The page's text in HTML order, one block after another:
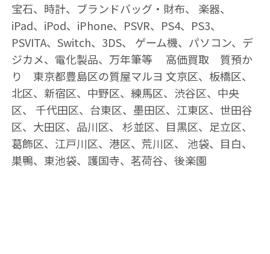
宝石、時計、ブランドバッグ・財布、 楽器、
iPad、iPod、iPhone、PSVR、PS4、PS3、
PSVITA、Switch、3DS、 ゲーム機、パソコン、デ
ジカメ、電化製品、万年筆等 高価買取 質預か
り 東京都豊島区の質屋マルヨ 文京区、板橋区、
北区、新宿区、中野区、練馬区、渋谷区、中央
区、 千代田区、台東区、墨田区、江東区、世田谷
区、大田区、品川区、 杉並区、目黒区、足立区、
葛飾区、江戸川区、港区、荒川区、 池袋、目白、
巣鴨、東池袋、護国寺、茗荷谷、後楽園